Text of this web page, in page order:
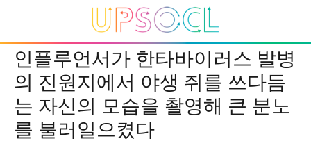
인플루언서가 한타바이러스 발병
의 진원지에서 야생 쥐를 쓰다듬
는 자신의 모습을 촬영해 큰 분노
를 불러일으켰다